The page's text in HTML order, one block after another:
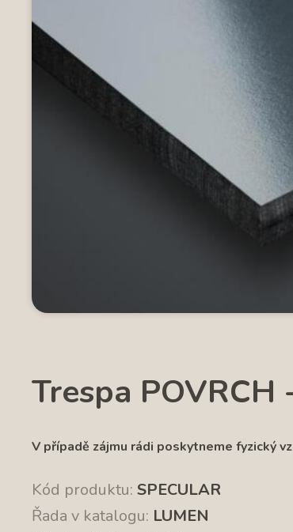
Trespa POVRCH
V případě zájmu rádi poskytneme fyzický
Kód produktu: SPECULAR
Řada v katalogu: LUMEN